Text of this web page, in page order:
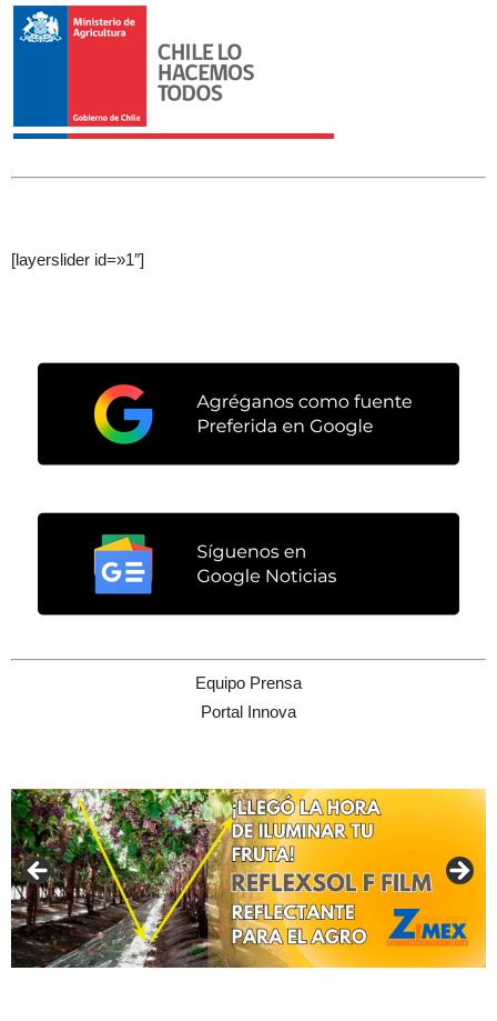
[layerslider id=»1″]
Equipo Prensa
Portal Innova